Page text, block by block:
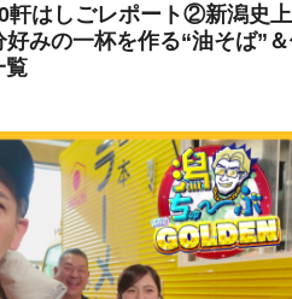
軒はしごレポート②新潟史上
みの一杯を作る“油そば”
覧